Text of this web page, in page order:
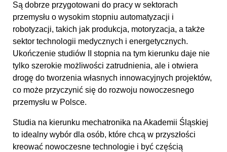
Są dobrze przygotowani do pracy w sektorach
przemysłu o wysokim stopniu automatyzacji i
robotyzacji, takich jak produkcja, motoryzacja, a także
sektor technologii medycznych i energetycznych.
Ukończenie studiów II stopnia na tym kierunku daje nie
tylko szerokie możliwości zatrudnienia, ale i otwiera
drogę do tworzenia własnych innowacyjnych projektów,
co może przyczynić się do rozwoju nowoczesnego
przemysłu w Polsce.
Studia na kierunku mechatronika na Akademii Śląskiej
to idealny wybór dla osób, które chcą w przyszłości
kreować nowoczesne technologie i być częścią